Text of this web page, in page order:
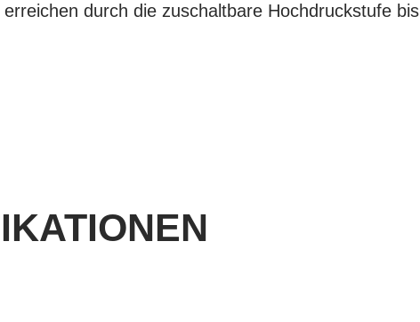
durch die zuschaltbare Hochdruckstufe bis